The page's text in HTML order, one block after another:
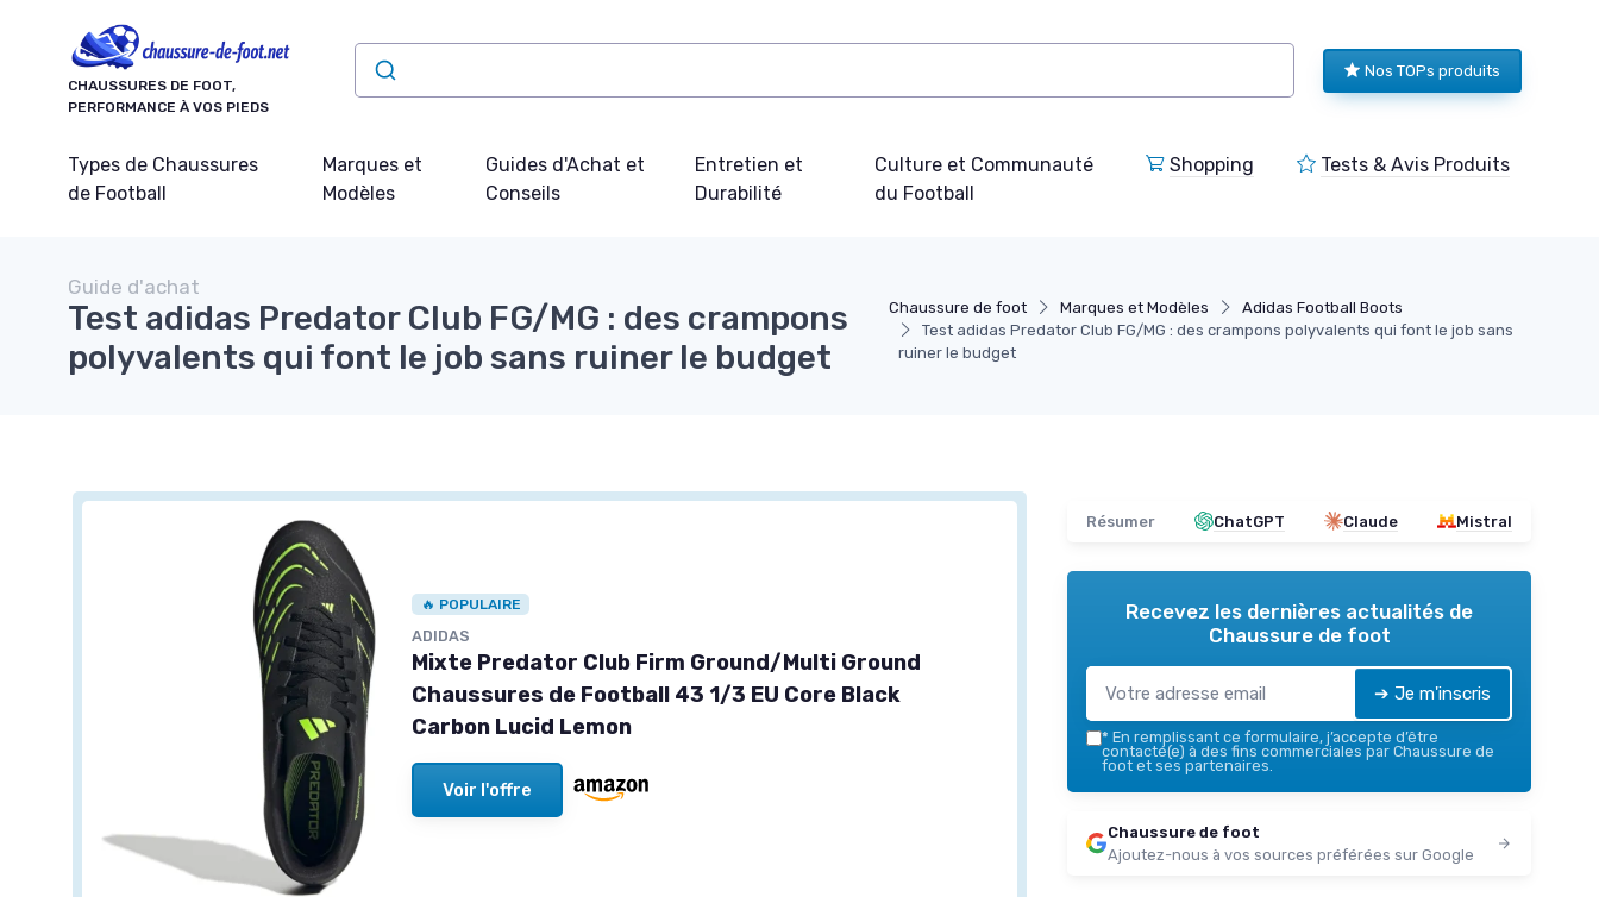
CHAUSSURES DE FOOT,
PERFORMANCE À VOS PIEDS
Nos TOPs produits
Types de Chaussures
de Football
Marques et
Modèles
Guides d'Achat et
Conseils
Entretien et
Durabilité
Culture et Communauté
du Football
Shopping Tests & Avis Produits
Chaussure de foot Marques et Modèles
Adidas Football Boots
Test adidas Predator Club FG/MG : des crampons polyvalents qui font le job sans
ruiner le budget
Guide d'achat
Test adidas Predator Club FG/MG : des crampons
polyvalents qui font le job sans ruiner le budget
🔥 POPULAIRE
ADIDAS
Mixte Predator Club Firm Ground/Multi Ground
Chaussures de Football 43 1/3 EU Core Black
Carbon Lucid Lemon
Voir l'offre
Résumer ChatGPT Claude Mistral
Recevez les dernières actualités de
Chaussure de foot
➔ Je m'inscris
* En remplissant ce formulaire, j’accepte d’être
contacté(e) à des fins commerciales par Chaussure de
foot et ses partenaires.
Chaussure de foot
Ajoutez-nous à vos sources préférées sur Google